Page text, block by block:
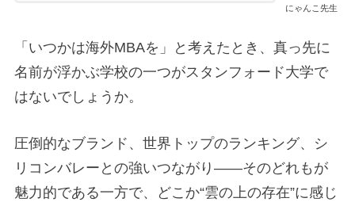
にゃんこ先生
「いつかは海外MBAを」と考えたとき、真っ先に
名前が浮かぶ学校の一つがスタンフォード大学で
はないでしょうか。
圧倒的なブランド、世界トップのランキング、シ
リコンバレーとの強いつながり――そのどれもが
魅力的である一方で、どこか“雲の上の存在”に感じ